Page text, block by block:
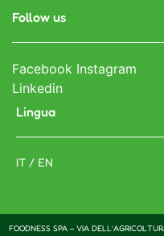
Follow us
Facebook Instagram
Linkedin
Lingua
IT / EN
FOODNESS SPA – VIA